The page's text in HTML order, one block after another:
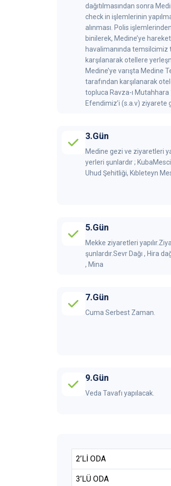
dağıtılmasından sonra
check in işlemlerinin
alınması. Polis
binilerek, Medine’ye
havalimanında temsilcimiz
karşılanarak otellere
Medine’ye varışta Medine
tarafından karşılanarak
topluca Ravza-ı Mutahhara
Efendimiz’i (s.a.v) ziyarete
3.Gün
Medine gezi ve ziyaretleri
yerleri şunlardır ;
Uhud Şehitliği, Kıbleteyn
5.Gün
Mekke ziyaretleri
şunlardır.Sevr Dağı , Hira
, Mina
7.Gün
Cuma Serbest Zaman.
9.Gün
Veda Tavafı yapılacak.
2’Lİ ODA
3’LÜ ODA